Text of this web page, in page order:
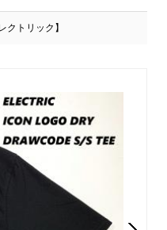
クトリック】